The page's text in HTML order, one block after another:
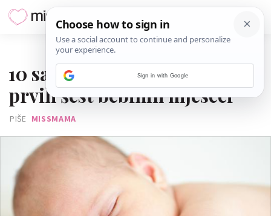
10 savjeta za spavanje za
prvih šest bebinih mjeseci
PIŠE MISSMAMA
Sign in with Google